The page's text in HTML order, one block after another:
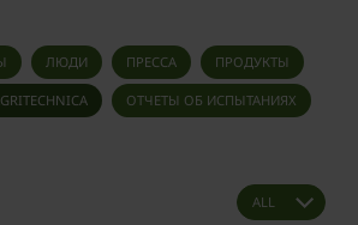
ЛЮДИ ПРЕССА ПРОДУКТЫ
ОТЧЕТЫ ОБ ИСПЫТАНИЯХ